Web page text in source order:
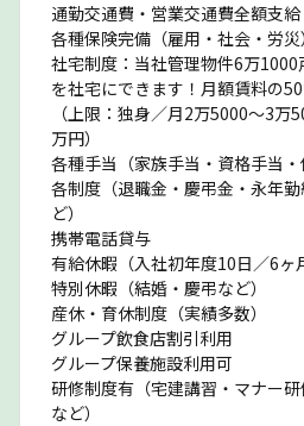
通勤交通費・営業交通費全額支給
各種保険完備（雇用・社会・労災）
社宅制度：当社管理物件6万
を社宅にできます！月額賃料の
（上限：独身／月2万5000〜3万
万円）
各種手当（家族手当・資格手当・
各制度（退職金・慶弔金・永年
ど）
携帯電話貸与
有給休暇（入社初年度10日／6ヶ
特別休暇（結婚・慶弔など）
産休・育休制度（実績多数）
グループ飲食店割引利用
グループ保養施設利用可
研修制度有（宅建講習・マナー
など）